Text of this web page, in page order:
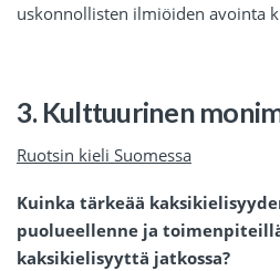
uskonnollisten ilmiöiden avointa
3. Kulttuurinen
Ruotsin kieli Suomessa
Kuinka tärkeää
puolueellenne ja
kaksikielisyyttä jatkossa?